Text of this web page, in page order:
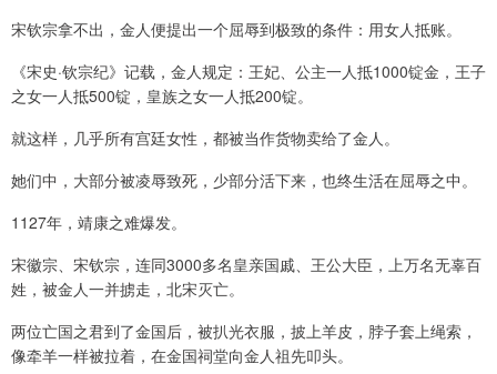
宋钦宗拿不出，金人便提出一个屈辱到极致的条件：用女人抵账。
《宋史·钦宗纪》记载，金人规定：王妃、公主一人抵1000锭金，王子
之女一人抵500锭，皇族之女一人抵200锭。
就这样，几乎所有宫廷女性，都被当作货物卖给了金人。
她们中，大部分被凌辱致死，少部分活下来，也终生活在屈辱之中。
1127年，靖康之难爆发。
宋徽宗、宋钦宗，连同3000多名皇亲国戚、王公大臣，上万名无辜百
姓，被金人一并掳走，北宋灭亡。
两位亡国之君到了金国后，被扒光衣服，披上羊皮，脖子套上绳索，
像牵羊一样被拉着，在金国祠堂向金人祖先叩头。